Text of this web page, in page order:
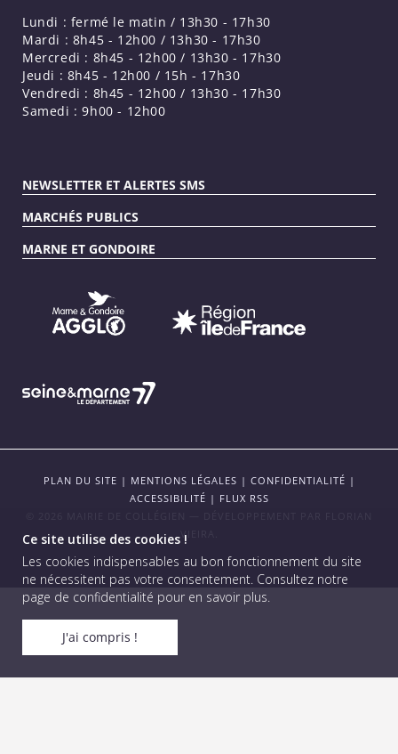
Ce site utilise des cookies !
Les cookies indispensables au bon fonctionnement du site
ne nécessitent pas votre consentement. Consultez notre
page de confidentialité pour en savoir plus.
J'ai compris !
Lundi : fermé le matin / 13h30 - 17h30
Mardi : 8h45 - 12h00 / 13h30 - 17h30
Mercredi : 8h45 - 12h00 / 13h30 - 17h30
Jeudi : 8h45 - 12h00 / 15h - 17h30
Vendredi : 8h45 - 12h00 / 13h30 - 17h30
Samedi : 9h00 - 12h00
NEWSLETTER ET ALERTES SMS
MARCHÉS PUBLICS
MARNE ET GONDOIRE
PLAN DU SITE | MENTIONS LÉGALES | CONFIDENTIALITÉ |
ACCESSIBILITÉ | FLUX RSS
VIEIRA